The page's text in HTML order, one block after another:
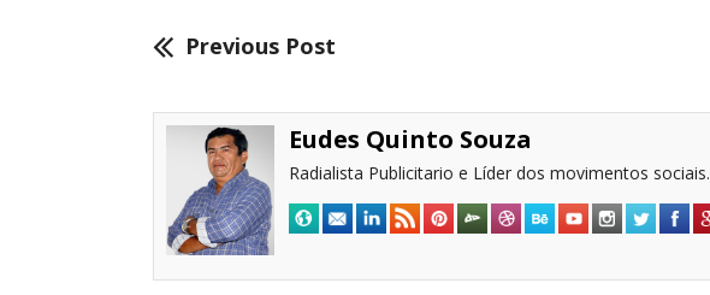
Previous Post
Eudes Quinto Souza
Radialista Publicitario e Líder dos movimentos sociais.